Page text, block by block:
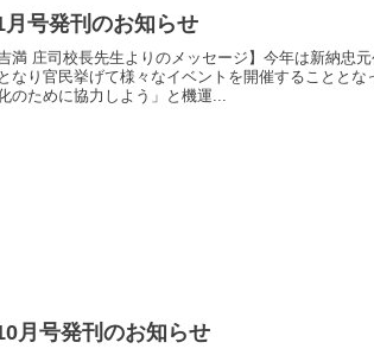
号発刊のお知らせ
満 庄司校長先生よりのメッセージ】今年は新納忠
なり官民挙げて様々なイベントを開催することとな
のために協力しよう」と機運...
月号発刊のお知らせ